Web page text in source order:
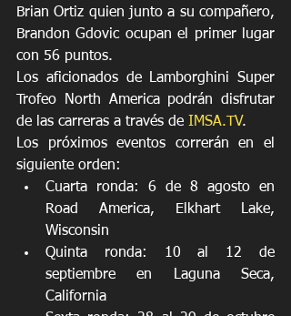
Brian Ortiz quien junto a su compañero,
Brandon Gdovic ocupan el primer lugar
con 56 puntos.
Los aficionados de Lamborghini Super
Trofeo North America podrán disfrutar
de las carreras a través de IMSA.TV.
Los próximos eventos correrán en el
siguiente orden:
Cuarta ronda: 6 de 8 agosto en
Road America, Elkhart Lake,
Wisconsin
Quinta ronda: 10 al 12 de
septiembre en Laguna Seca,
California